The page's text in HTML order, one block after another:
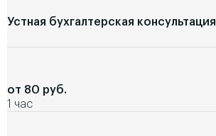
Устная бухгалтерская консультация
от 80 руб.
1 час